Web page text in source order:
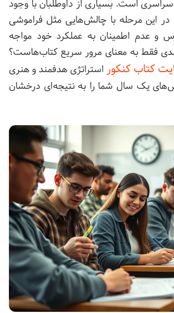
سراسری است. بسیاری از داوطلبان با وجود
در این مرحله با چالش‌هایی مثل فراموشی
و عدم اطمینان به عملکرد خود مواجه
فقط به معنای مرور سریع کتاب‌هاست؟
کتاب کنکور استراتژی هدفمند و هنری
یک سال شما را به نتیجه‌ای درخشان